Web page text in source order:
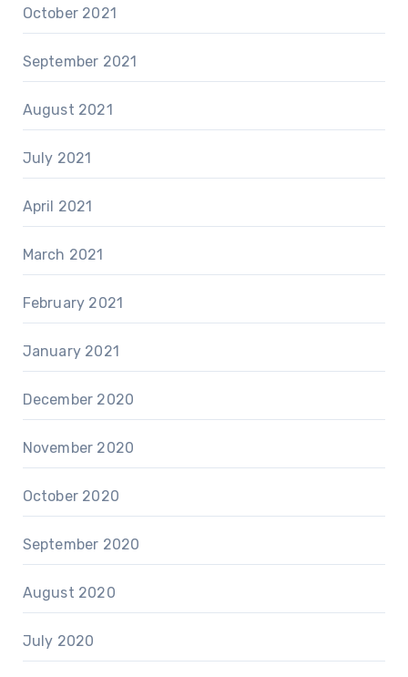
October 2021
September 2021
August 2021
July 2021
April 2021
March 2021
February 2021
January 2021
December 2020
November 2020
October 2020
September 2020
August 2020
July 2020